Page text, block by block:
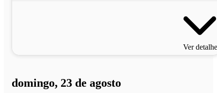
Ver
domingo, 23 de agosto